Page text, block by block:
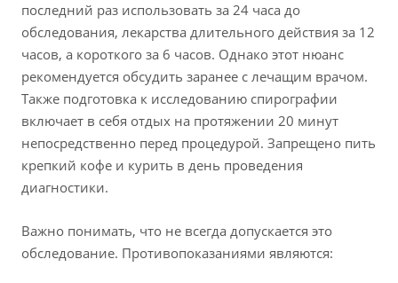
последний раз использовать за 24 часа до
обследования, лекарства длительного действия за 12
часов, а короткого за 6 часов. Однако этот нюанс
рекомендуется обсудить заранее с лечащим врачом.
Также подготовка к исследованию спирографии
включает в себя отдых на протяжении 20 минут
непосредственно перед процедурой. Запрещено пить
крепкий кофе и курить в день проведения
диагностики.
Важно понимать, что не всегда допускается это
обследование. Противопоказаниями являются: